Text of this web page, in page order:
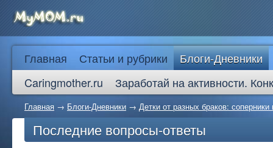
Главная Статьи и рубрики
Блоги-Дневники
Caringmother.ru
Заработай на активности.
Главная → Блоги-Дневники → Детки от разных браков:
Последние вопросы-ответы